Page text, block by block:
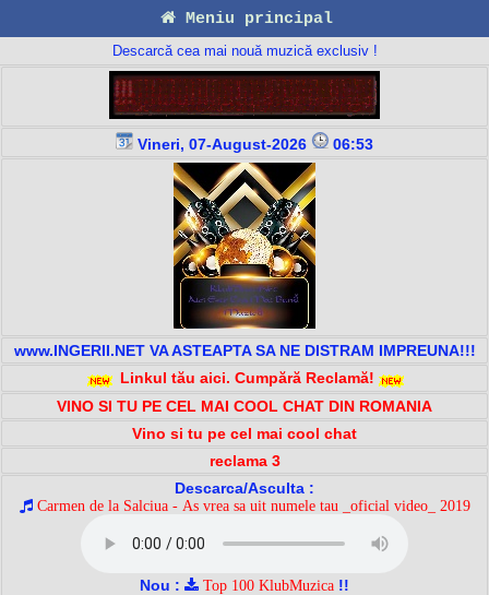
Meniu principal
Descarcă cea mai nouă muzică exclusiv !
Vineri, 07-August-2026 06:53
www.INGERII.NET VA ASTEAPTA SA NE DISTRAM IMPREUNA!!!
Linkul tău aici. Cumpără Reclamă!
VINO SI TU PE CEL MAI COOL CHAT DIN ROMANIA
Vino si tu pe cel mai cool chat
reclama 3
Descarca/Asculta :
Carmen de la Salciua - As vrea sa uit numele tau _oficial video_ 2019
Nou : Top 100 KlubMuzica !!